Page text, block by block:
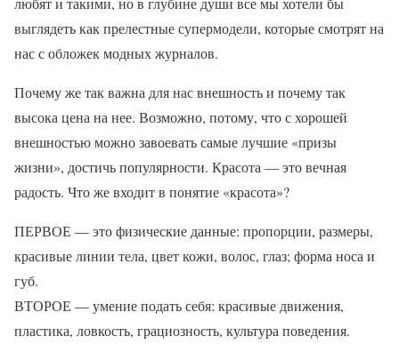
выглядеть как прелестные супермодели, которые смотрят на
нас с обложек модных журналов.
Почему же так важна для нас внешность и почему так
высока цена на нее. Возможно, потому, что с хорошей
внешностью можно завоевать самые лучшие «призы
жизни», достичь популярности. Красота — это вечная
радость. Что же входит в понятие «красота»?
ПЕРВОЕ — это физические данные: пропорции, размеры,
красивые линии тела, цвет кожи, волос, глаз; форма носа и
губ.
ВТОРОЕ — умение подать себя: красивые движения,
пластика, ловкость, грациозность, культура поведения.